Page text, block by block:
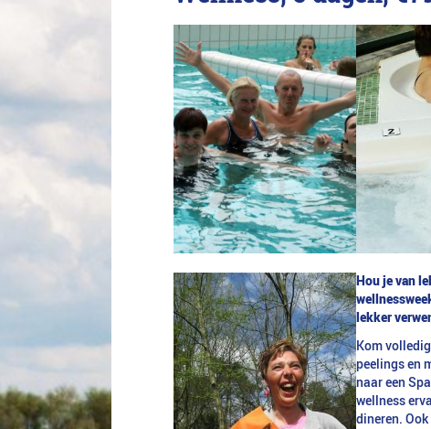
Hou je van
lekker
Kom
peelings en
naar een
wellness
dineren.